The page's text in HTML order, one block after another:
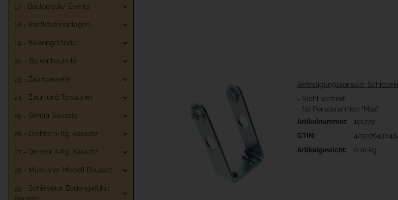
Befestigungskonsole,
- Stahl verzinkt
- für Fensterantrieb "Max"
Artikelnummer:
101779
GTIN:
Artikelgewicht:
0,10 kg
17 - Baulogistik/ Events
18 - Briefkästenanlagen
19 - Balkongeländer
20 - Balkonbauteile
23 - Zaunbauteile
24 - Zaun und Torsäulen
25 - Gehtür Bausatz
26 - Drehtor 1-flg. Bausatz
27 - Drehtor 2-flg. Bausatz
28 - Münchner Modell Bausatz
29 - Schiebetor Bodengeführt